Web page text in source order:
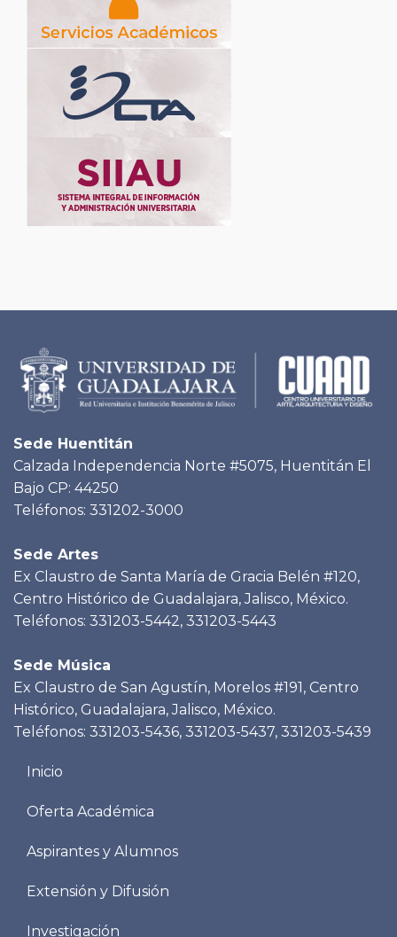
Sede Huentitán
Calzada Independencia Norte #5075, Huentitán El
Bajo CP: 44250
Teléfonos: 331202-3000
Sede Artes
Ex Claustro de Santa María de Gracia Belén #120,
Centro Histórico de Guadalajara, Jalisco, México.
Teléfonos: 331203-5442, 331203-5443
Sede Música
Ex Claustro de San Agustín, Morelos #191, Centro
Histórico, Guadalajara, Jalisco, México.
Teléfonos: 331203-5436, 331203-5437, 331203-5439
Menu
Inicio
Oferta Académica
Aspirantes y Alumnos
Extensión y Difusión
Investigación